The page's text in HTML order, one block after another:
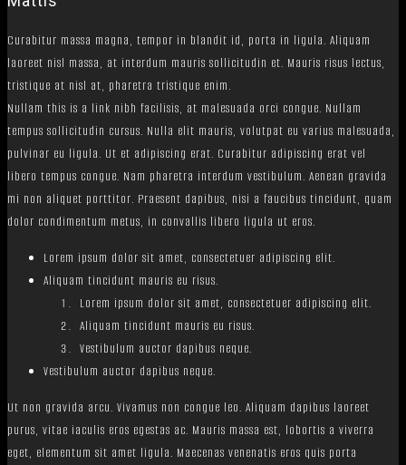
Curabitur massa magna, tempor in blandit id, porta in ligula. Aliquam
laoreet nisl massa, at interdum mauris sollicitudin et. Mauris risus lectus,
tristique at nisl at, pharetra tristique enim.
Nullam this is a link nibh facilisis, at malesuada orci congue. Nullam
tempus sollicitudin cursus. Nulla elit mauris, volutpat eu varius malesuada,
pulvinar eu ligula. Ut et adipiscing erat. Curabitur adipiscing erat vel
libero tempus congue. Nam pharetra interdum vestibulum. Aenean gravida
mi non aliquet porttitor. Praesent dapibus, nisi a faucibus tincidunt, quam
dolor condimentum metus, in convallis libero ligula ut eros.
Lorem ipsum dolor sit amet, consectetuer adipiscing elit.
Aliquam tincidunt mauris eu risus.
Lorem ipsum dolor sit amet, consectetuer adipiscing elit.
Aliquam tincidunt mauris eu risus.
Vestibulum auctor dapibus neque.
Vestibulum auctor dapibus neque.
Ut non gravida arcu. Vivamus non congue leo. Aliquam dapibus laoreet
purus, vitae iaculis eros egestas ac. Mauris massa est, lobortis a viverra
eget, elementum sit amet ligula. Maecenas venenatis eros quis porta